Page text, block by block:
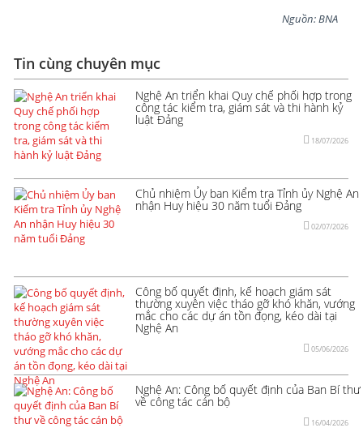
Nguồn: BNA
Tin cùng chuyên mục
Nghệ An triển khai Quy chế phối hợp trong
công tác kiểm tra, giám sát và thi hành kỷ
luật Đảng
18/07/2026
Chủ nhiệm Ủy ban Kiểm tra Tỉnh ủy Nghệ An
nhận Huy hiệu 30 năm tuổi Đảng
02/07/2026
Công bố quyết định, kế hoạch giám sát
thường xuyên việc tháo gỡ khó khăn, vướng
mắc cho các dự án tồn đọng, kéo dài tại
Nghệ An
05/06/2026
Nghệ An: Công bố quyết định của Ban Bí thư
về công tác cán bộ
16/04/2026